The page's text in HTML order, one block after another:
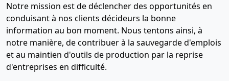
Notre mission est de déclencher des opportunités en
conduisant à nos clients décideurs la bonne
information au bon moment. Nous tentons ainsi, à
notre manière, de contribuer à la sauvegarde d'emplois
et au maintien d'outils de production par la reprise
d'entreprises en difficulté.